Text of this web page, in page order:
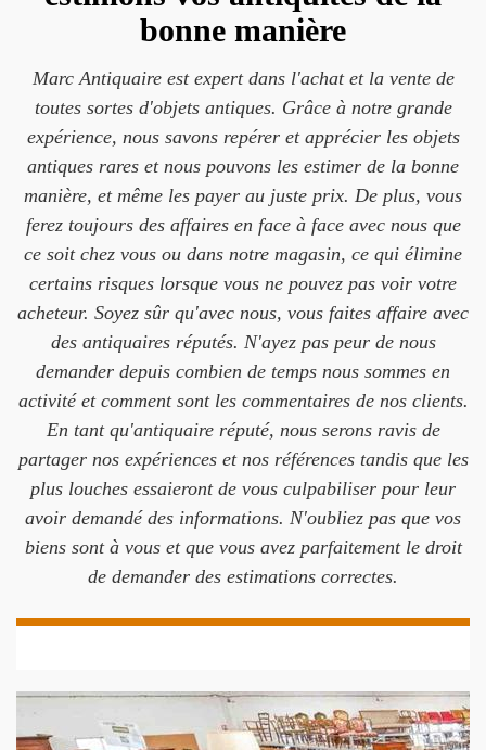
bonne manière
Marc Antiquaire est expert dans l'achat et la vente de
toutes sortes d'objets antiques. Grâce à notre grande
expérience, nous savons repérer et apprécier les objets
antiques rares et nous pouvons les estimer de la bonne
manière, et même les payer au juste prix. De plus, vous
ferez toujours des affaires en face à face avec nous que
ce soit chez vous ou dans notre magasin, ce qui élimine
certains risques lorsque vous ne pouvez pas voir votre
acheteur. Soyez sûr qu'avec nous, vous faites affaire avec
des antiquaires réputés. N'ayez pas peur de nous
demander depuis combien de temps nous sommes en
activité et comment sont les commentaires de nos clients.
En tant qu'antiquaire réputé, nous serons ravis de
partager nos expériences et nos références tandis que les
plus louches essaieront de vous culpabiliser pour leur
avoir demandé des informations. N'oubliez pas que vos
biens sont à vous et que vous avez parfaitement le droit
de demander des estimations correctes.